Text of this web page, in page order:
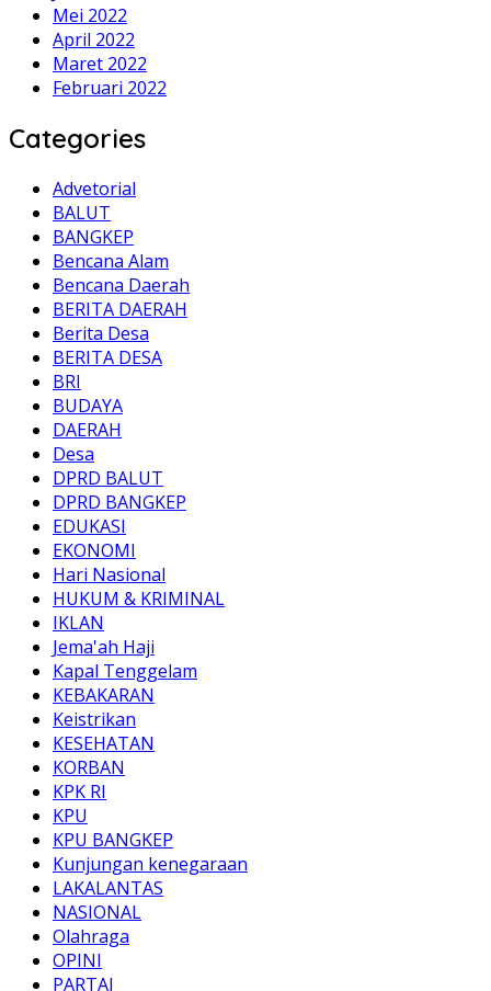
Mei 2022
April 2022
Maret 2022
Februari 2022
Categories
Advetorial
BALUT
BANGKEP
Bencana Alam
Bencana Daerah
BERITA DAERAH
Berita Desa
BERITA DESA
BRI
BUDAYA
DAERAH
Desa
DPRD BALUT
DPRD BANGKEP
EDUKASI
EKONOMI
Hari Nasional
HUKUM & KRIMINAL
IKLAN
Jema'ah Haji
Kapal Tenggelam
KEBAKARAN
Keistrikan
KESEHATAN
KORBAN
KPK RI
KPU
KPU BANGKEP
Kunjungan kenegaraan
LAKALANTAS
NASIONAL
Olahraga
OPINI
PARTAI